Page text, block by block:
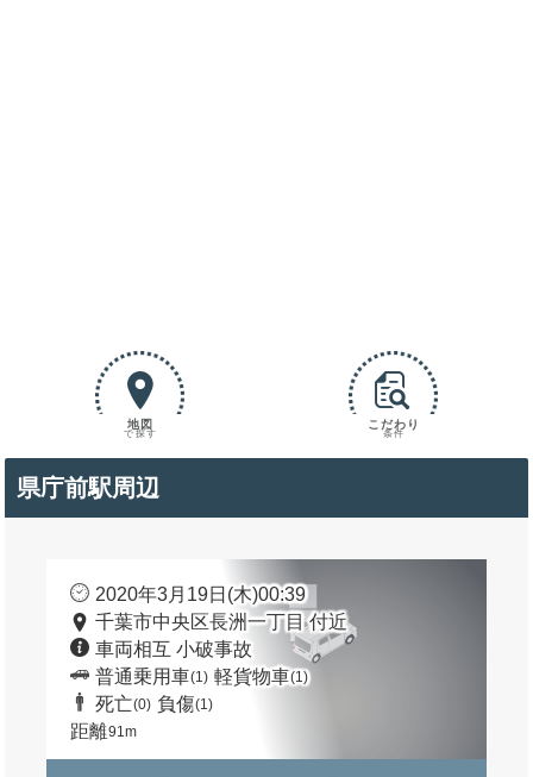
地図
で探す
こだわり
条件
県庁前駅周辺
2020年3月19日(木)00:39
千葉市中央区長洲一丁目 付近
車両相互 小破事故
普通乗用車(1) 軽貨物車(1)
死亡(0) 負傷(1)
距離91m